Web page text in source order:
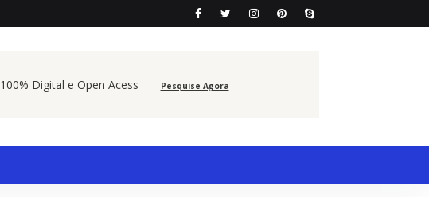
100% Digital e Open Acess Pesquise Agora